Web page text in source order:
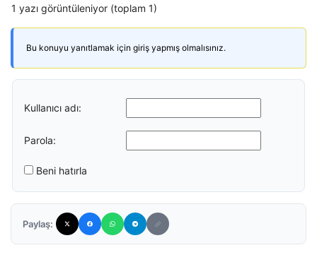
1 yazı görüntüleniyor (toplam 1)
Bu konuyu yanıtlamak için giriş yapmış olmalısınız.
Kullanıcı adı:
Parola:
Beni hatırla
Paylaş: